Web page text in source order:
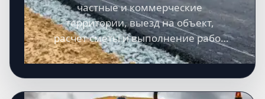
частные и коммерческие
территории, выезд на объект,
расчет сметы и выполнение работ
под ключ.